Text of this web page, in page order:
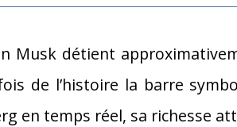
Musk détient
de l’histoire la barre
en temps réel, sa richesse